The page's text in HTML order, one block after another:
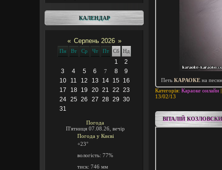
КАЛЕНДАР
« Серпень 2026 »
Пн Вт Ср Чт Пт Сб Нд
1
2
3
4 5 6 7 8
9
10
11 12 13 14 15 16
17
18 19 20 21 22 23
24
25 26 27 28 29 30
31
Погода
П'ятниця 07.08.26, вечір
Погода у Києві
+23°
вологість: 77%
тиск: 746 мм
Петь КАРАОКЕ на
Категорія: Караоке онлайн
13/02/13
ВІТАЛІЙ